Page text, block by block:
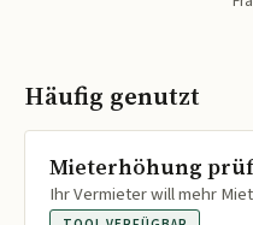
Häufig genutzt
Mieterhöhung
Ihr Vermieter will mehr